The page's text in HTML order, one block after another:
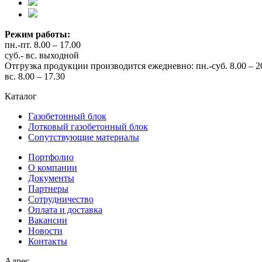
Режим работы:
пн.-пт. 8.00 – 17.00
суб.- вс. выходной
Отгрузка продукции производится ежедневно: пн.-суб. 8.00 –
вс. 8.00 – 17.30
Каталог
Газобетонный блок
Лотковый газобетонный блок
Сопутствующие материалы
Портфолио
О компании
Документы
Партнеры
Сотрудничество
Оплата и доставка
Вакансии
Новости
Контакты